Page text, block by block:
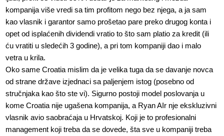
kompanija više vredi sa tim profitom nego bez njega, a ja sam
kao vlasnik i garantor samo prošetao pare preko drugog konta i
opet od isplaćenih dividendi vratio to što sam platio za kredit (ili
ću vratiti u sledećih 3 godine), a pri tom kompaniji dao i malo
vetra u krila.
Oko same Croatia mislim da je velika tuga da se davanje novca
od strane države izjednaci sa paljenjem istog (posebno od
stručnjaka kao što ste vi). Sigurno postoji model poslovanja u
kome Croatia nije ugašena kompanija, a Ryan AIr nje ekskluzivni
vlasnik avio saobraćaja u Hrvatskoj. Koji je to profesionalni
management koji treba da se dovede, šta sve u kompaniji treba